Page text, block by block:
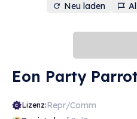
Neu laden
Eon Party
Lizenz:Repr/Comm